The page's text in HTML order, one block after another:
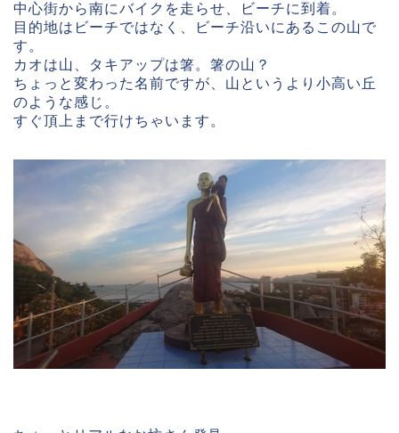
中心街から南にバイクを走らせ、ビーチに到着。
目的地はビーチではなく、ビーチ沿いにあるこの山で
す。
カオは山、タキアップは箸。箸の山？
ちょっと変わった名前ですが、山というより小高い丘
のような感じ。
すぐ頂上まで行けちゃいます。